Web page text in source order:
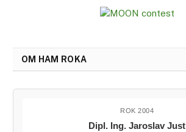
OM HAM ROKA
ROK 2004
Dipl. Ing. Jaroslav Just